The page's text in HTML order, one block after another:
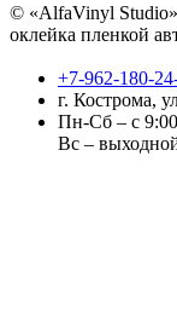
© «AlfaVinyl Studio»
оклейка пленкой
+7-962-180-
г. Кострома,
Пн-Сб – с
Вс –